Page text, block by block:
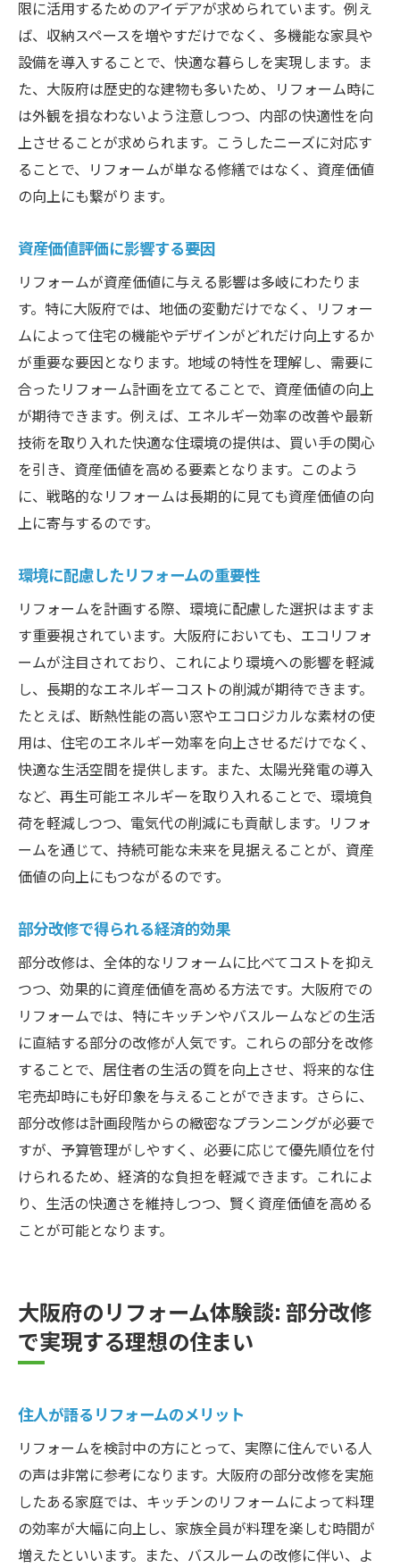
限に活用するためのアイデアが求められています。例え
ば、収納スペースを増やすだけでなく、多機能な家具や
設備を導入することで、快適な暮らしを実現します。ま
た、大阪府は歴史的な建物も多いため、リフォーム時に
は外観を損なわないよう注意しつつ、内部の快適性を向
上させることが求められます。こうしたニーズに対応す
ることで、リフォームが単なる修繕ではなく、資産価値
の向上にも繋がります。
資産価値評価に影響する要因
リフォームが資産価値に与える影響は多岐にわたりま
す。特に大阪府では、地価の変動だけでなく、リフォー
ムによって住宅の機能やデザインがどれだけ向上するか
が重要な要因となります。地域の特性を理解し、需要に
合ったリフォーム計画を立てることで、資産価値の向上
が期待できます。例えば、エネルギー効率の改善や最新
技術を取り入れた快適な住環境の提供は、買い手の関心
を引き、資産価値を高める要素となります。このよう
に、戦略的なリフォームは長期的に見ても資産価値の向
上に寄与するのです。
環境に配慮したリフォームの重要性
リフォームを計画する際、環境に配慮した選択はますま
す重要視されています。大阪府においても、エコリフォ
ームが注目されており、これにより環境への影響を軽減
し、長期的なエネルギーコストの削減が期待できます。
たとえば、断熱性能の高い窓やエコロジカルな素材の使
用は、住宅のエネルギー効率を向上させるだけでなく、
快適な生活空間を提供します。また、太陽光発電の導入
など、再生可能エネルギーを取り入れることで、環境負
荷を軽減しつつ、電気代の削減にも貢献します。リフォ
ームを通じて、持続可能な未来を見据えることが、資産
価値の向上にもつながるのです。
部分改修で得られる経済的効果
部分改修は、全体的なリフォームに比べてコストを抑え
つつ、効果的に資産価値を高める方法です。大阪府での
リフォームでは、特にキッチンやバスルームなどの生活
に直結する部分の改修が人気です。これらの部分を改修
することで、居住者の生活の質を向上させ、将来的な住
宅売却時にも好印象を与えることができます。さらに、
部分改修は計画段階からの緻密なプランニングが必要で
すが、予算管理がしやすく、必要に応じて優先順位を付
けられるため、経済的な負担を軽減できます。これによ
り、生活の快適さを維持しつつ、賢く資産価値を高める
ことが可能となります。
大阪府のリフォーム体験談: 部分改修
で実現する理想の住まい
住人が語るリフォームのメリット
リフォームを検討中の方にとって、実際に住んでいる人
の声は非常に参考になります。大阪府の部分改修を実施
したある家庭では、キッチンのリフォームによって料理
の効率が大幅に向上し、家族全員が料理を楽しむ時間が
増えたといいます。また、バスルームの改修に伴い、よ